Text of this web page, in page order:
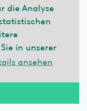
die Analyse
in unserer
ansehen